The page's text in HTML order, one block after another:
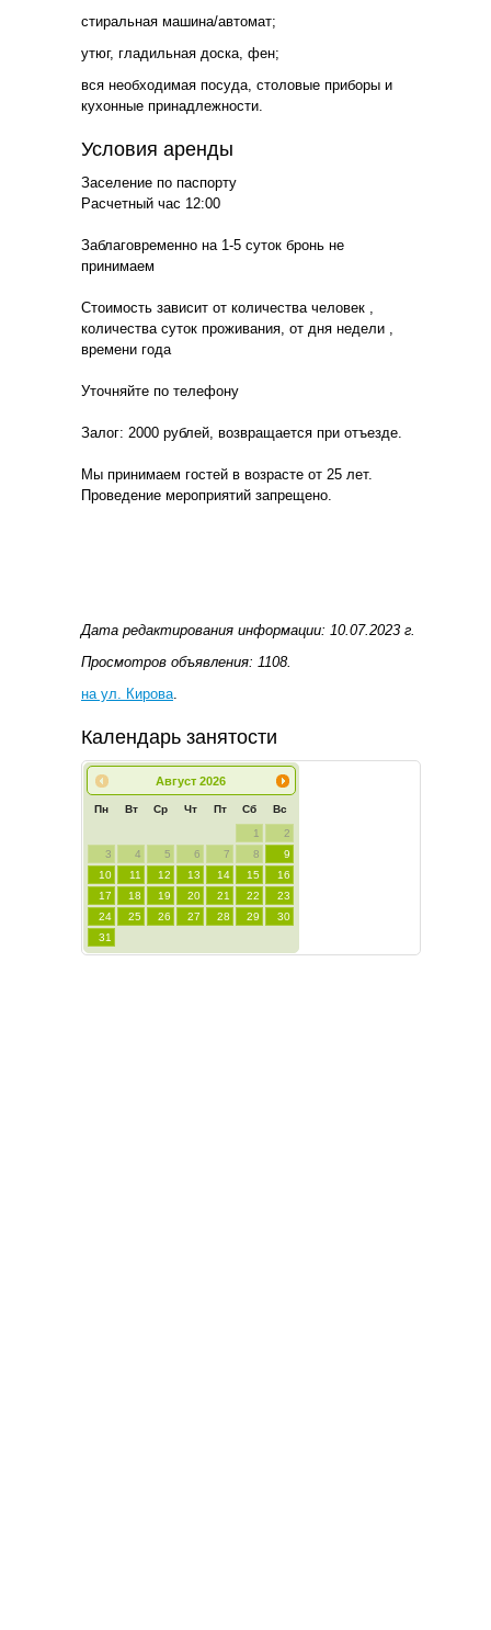
стиральная машина/автомат;
утюг, гладильная доска, фен;
вся необходимая посуда, столовые приборы и
кухонные принадлежности.
Условия аренды
Заселение по паспорту
Расчетный час 12:00
Заблаговременно на 1-5 суток бронь не
принимаем
Стоимость зависит от количества человек ,
количества суток проживания, от дня недели ,
времени года
Уточняйте по телефону
Залог: 2000 рублей, возвращается при отъезде.
Мы принимаем гостей в возрасте от 25 лет.
Проведение мероприятий запрещено.
Дата редактирования информации: 10.07.2023 г.
Просмотров объявления: 1108.
на ул. Кирова.
Календарь занятости
Август 2026
Пн Вт Ср Чт Пт Сб Вс
1
2
3
4 5 6 7 8
9
10
11 12 13 14 15
16
17
18 19 20 21 22
23
24
25 26 27 28 29
30
31